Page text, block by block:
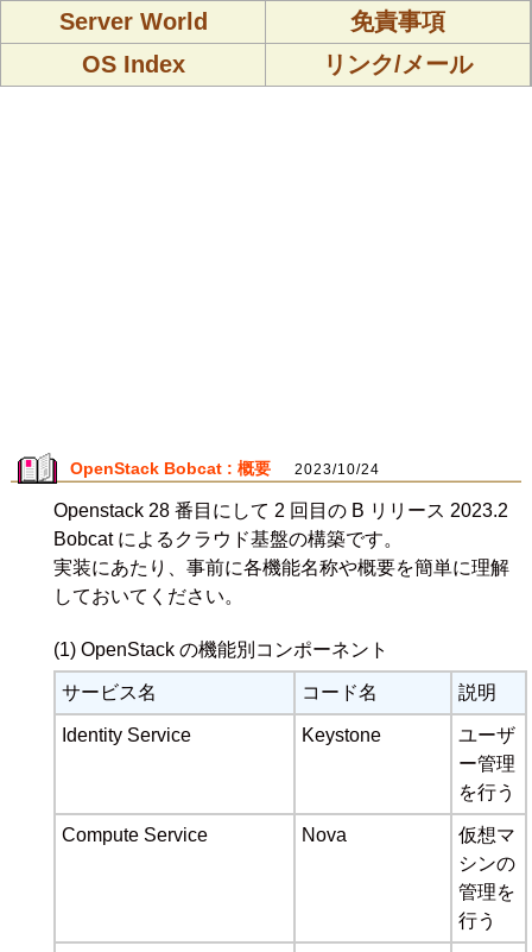
Server World
免責事項
OS Index
リンク/メール
OpenStack Bobcat : 概要 2023/10/24
Openstack 28 番目にして 2 回目の B リリース 2023.2
Bobcat によるクラウド基盤の構築です。
実装にあたり、事前に各機能名称や概要を簡単に理解
しておいてください。
(1) OpenStack の機能別コンポーネント
サービス名 コード名 説明
Identity Service Keystone
ユーザ
ー管理
を行う
Compute Service Nova
仮想マ
シンの
管理を
行う